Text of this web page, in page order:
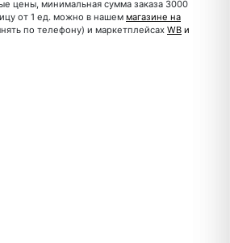
цены, минимальная сумма заказа 3000
от 1 ед. можно в нашем магазине на
по телефону) и маркетплейсах WB и